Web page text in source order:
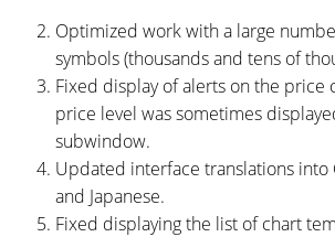
Optimized work with a large
symbols (thousands and tens of
Fixed display of alerts on the price
price level was sometimes
subwindow.
Updated interface translations into
and Japanese.
Fixed displaying the list of chart